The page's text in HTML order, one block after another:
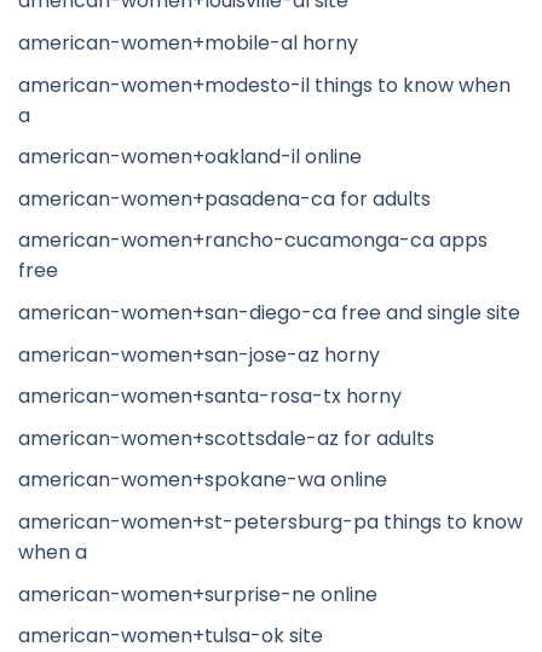
american-women+mobile-al horny
american-women+modesto-il things to know when
a
american-women+oakland-il online
american-women+pasadena-ca for adults
american-women+rancho-cucamonga-ca apps
free
american-women+san-diego-ca free and single site
american-women+san-jose-az horny
american-women+santa-rosa-tx horny
american-women+scottsdale-az for adults
american-women+spokane-wa online
american-women+st-petersburg-pa things to know
when a
american-women+surprise-ne online
american-women+tulsa-ok site